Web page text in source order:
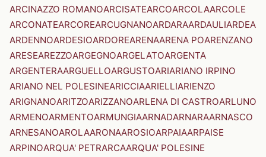
ARCINAZZO ROMANOARCISATEARCOARCOLAARCOLE
ARCONATEARCOREARCUGNANOARDARAARDAULIARDEA
ARDENNOARDESIOARDOREARENAARENA POARENZANO
ARESEAREZZOARGEGNOARGELATOARGENTA
ARGENTERAARGUELLOARGUSTOARIARIANO IRPINO
ARIANO NEL POLESINEARICCIAARIELLIARIENZO
ARIGNANOARITZOARIZZANOARLENA DI CASTROARLUNO
ARMENOARMENTOARMUNGIAARNADARNARAARNASCO
ARNESANOAROLAARONAAROSIOARPAIAARPAISE
ARPINOARQUA' PETRARCAARQUA' POLESINE